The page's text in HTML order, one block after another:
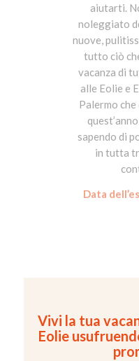
aiutarti.
noleggiato
nuove,
tutto ciò
vacanza di
alle Eolie e
Palermo
sapendo di
in tutta
Data
Vivi la tua
Eolie